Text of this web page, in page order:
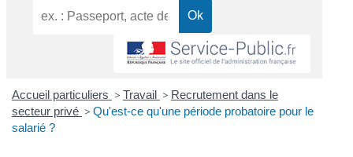
Accueil particuliers > Travail > Recrutement dans le
secteur privé > Qu'est-ce qu'une période probatoire pour le
salarié ?